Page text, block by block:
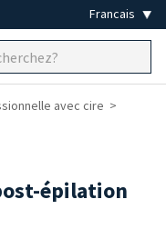
avec cire
épilation